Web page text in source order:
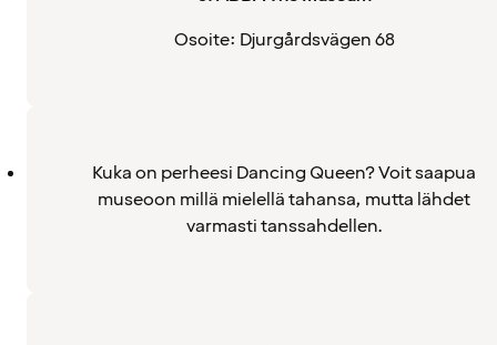
Osoite: Djurgårdsvägen 68
Kuka on perheesi Dancing Queen? Voit saapua
museoon millä mielellä tahansa, mutta lähdet
varmasti tanssahdellen.